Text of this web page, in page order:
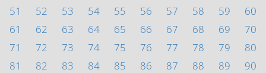
51
52 53 54 55 56 57 58 59
60
61
62 63 64 65 66 67 68 69
70
71
72 73 74 75 76 77 78 79
80
81
82 83 84 85 86 87 88 89
90